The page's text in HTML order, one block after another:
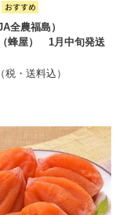
全農福島）
蜂屋） 1月中旬発送
税・送料込）